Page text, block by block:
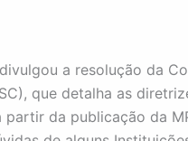
a resolução da
que detalha as
partir da publicação da